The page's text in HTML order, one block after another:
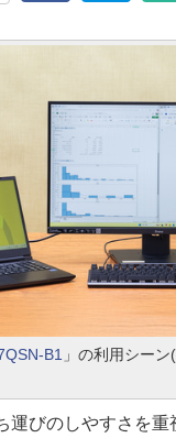
B1 」の利用シー
びのしやすさを重